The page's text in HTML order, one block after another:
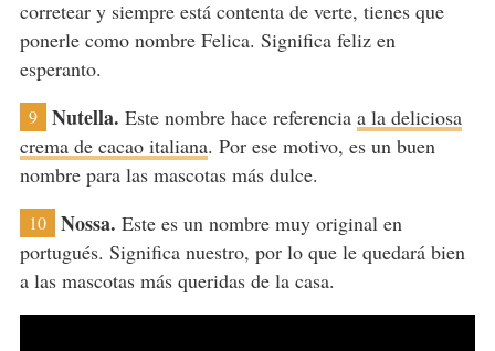
corretear y siempre está contenta de verte, tienes que
ponerle como nombre Felica. Significa feliz en
esperanto.
9 Nutella. Este nombre hace referencia a la deliciosa
crema de cacao italiana. Por ese motivo, es un buen
nombre para las mascotas más dulce.
10 Nossa. Este es un nombre muy original en
portugués. Significa nuestro, por lo que le quedará bien
a las mascotas más queridas de la casa.